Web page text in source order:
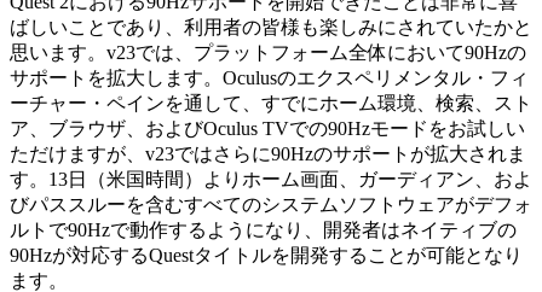
ばしいことであり、利用者の皆様も楽しみにされていたかと
思います。v23では、プラットフォーム全体において90Hzの
サポートを拡大します。Oculusのエクスペリメンタル・フィ
ーチャー・ペインを通して、すでにホーム環境、検索、スト
ア、ブラウザ、およびOculus TVでの90Hzモードをお試しい
ただけますが、v23ではさらに90Hzのサポートが拡大されま
す。13日（米国時間）よりホーム画面、ガーディアン、およ
びパススルーを含むすべてのシステムソフトウェアがデフォ
ルトで90Hzで動作するようになり、開発者はネイティブの
90Hzが対応するQuestタイトルを開発することが可能となり
ます。